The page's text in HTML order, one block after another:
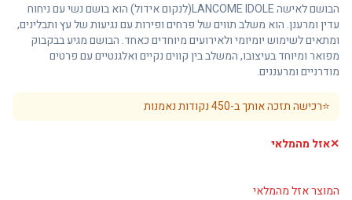
הבושם לאישה LANCOME IDOLE(לנקום אידול) הוא בושם נשי עם ניחוח
עדין ומרענן. הוא משלב תווים של פרחים ופירות עם נגיעות של עץ ותבלינים,
ומתאים לשימוש יומיומי ולאירועים מיוחדים כאחד. הבושם מגיע בבקבוק
מפואר ומיוחד בעיצובו, המשלב בין קווים נקיים ואלגנטיים עם פרטים
מודרניים ומרעננים.
⭐רכישה תזכה אותך ב-450נקודות נאמנות
✕אזל מהמלאי
המוצר אזל מהמלאי